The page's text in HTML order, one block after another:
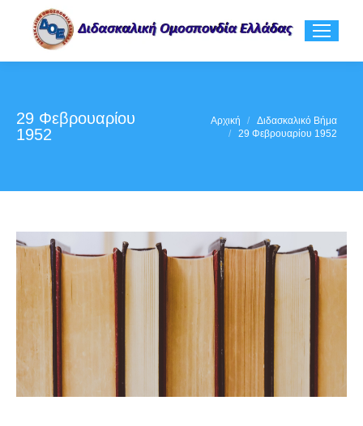
29 Φεβρουαρίου
1952
You are here:Αρχική
Διδασκαλικό Βήμα
29 Φεβρουαρίου 1952